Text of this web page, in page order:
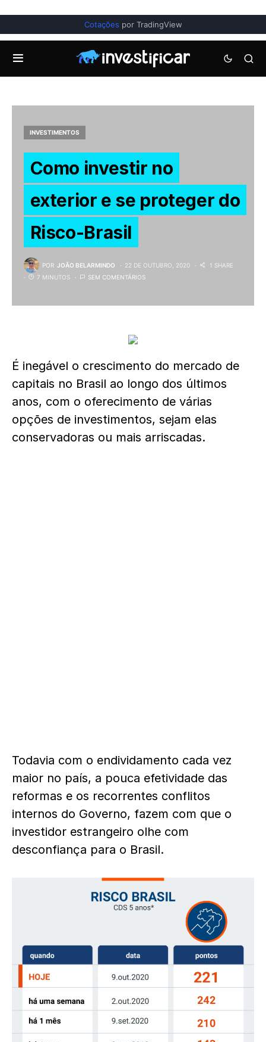
Cotações por TradingView
INVESTIMENTOS
Como investir no
exterior e se proteger do
Risco-Brasil
POR JOÃO BELARMINDO 22 DE OUTUBRO, 2020
1 SHARE
7 MINUTOS
SEM COMENTÁRIOS
É inegável o crescimento do mercado de
capitais no Brasil ao longo dos últimos
anos, com o oferecimento de várias
opções de investimentos, sejam elas
conservadoras ou mais arriscadas.
Todavia com o endividamento cada vez
maior no país, a pouca efetividade das
reformas e os recorrentes conflitos
internos do Governo, fazem com que o
investidor estrangeiro olhe com
desconfiança para o Brasil.